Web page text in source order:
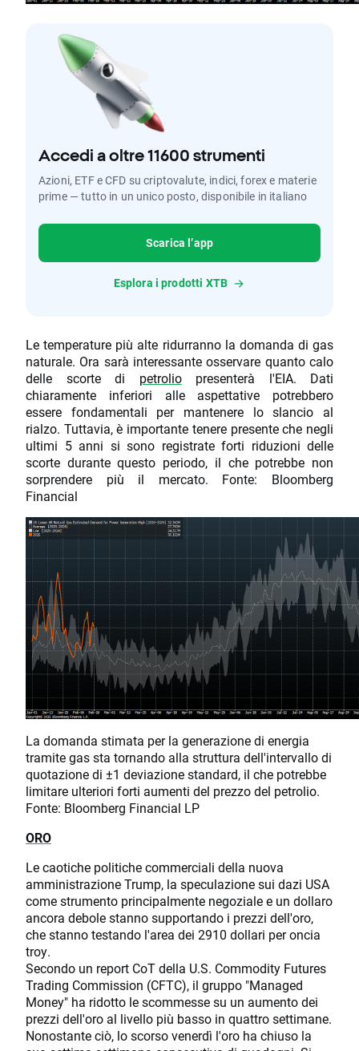
Accedi a oltre 11600 strumenti
Azioni, ETF e CFD su criptovalute, indici, forex e materie
prime — tutto in un unico posto, disponibile in italiano
Scarica l’app
Esplora i prodotti XTB
Le temperature più alte ridurranno la domanda di gas
naturale. Ora sarà interessante osservare quanto calo
delle scorte di petroliopresenterà l'EIA. Dati
chiaramente inferiori alle aspettative potrebbero
essere fondamentali per mantenere lo slancio al
rialzo. Tuttavia, è importante tenere presente che negli
ultimi 5 anni si sono registrate forti riduzioni delle
scorte durante questo periodo, il che potrebbe non
sorprendere più il mercato. Fonte: Bloomberg
Financial
La domanda stimata per la generazione di energia
tramite gas sta tornando alla struttura dell'intervallo di
quotazione di ±1 deviazione standard, il che potrebbe
limitare ulteriori forti aumenti del prezzo del petrolio.
Fonte: Bloomberg Financial LP
ORO
Le caotiche politiche commerciali della nuova
amministrazione Trump, la speculazione sui dazi USA
come strumento principalmente negoziale e un dollaro
ancora debole stanno supportando i prezzi dell'oro,
che stanno testando l'area dei 2910 dollari per oncia
troy.
Secondo un report CoT della U.S. Commodity Futures
Trading Commission (CFTC), il gruppo "Managed
Money" ha ridotto le scommesse su un aumento dei
prezzi dell'oro al livello più basso in quattro settimane.
Nonostante ciò, lo scorso venerdì l'oro ha chiuso la